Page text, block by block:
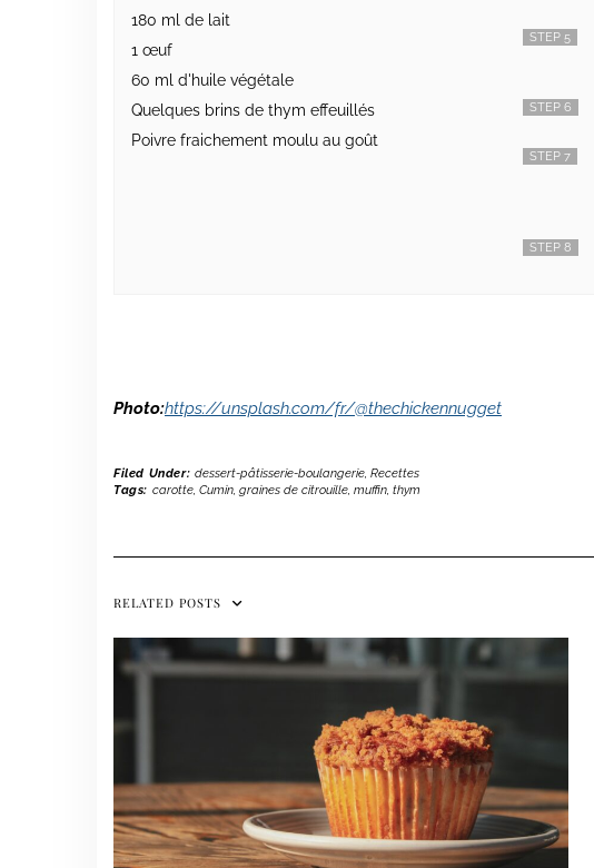
180 ml de lait
1 œuf
60 ml d'huile végétale
Quelques brins de thym effeuillés
Poivre fraichement moulu au goût
STEP 5
STEP 6
STEP 7
STEP 8
Photo:https://unsplash.com/fr/@thechickennugget
Filed Under: dessert-pâtisserie-boulangerie, Recettes
Tags: carotte, Cumin, graines de citrouille, muffin, thym
RELATED POSTS